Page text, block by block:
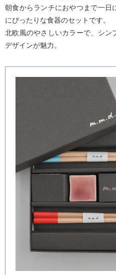
朝食からランチにおやつまで一日
にぴったりな食器のセットです。
北欧風のやさしいカラーで、シン
デザインが魅力。